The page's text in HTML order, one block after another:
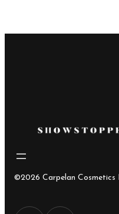
©2026 Carpelan Cosmetics